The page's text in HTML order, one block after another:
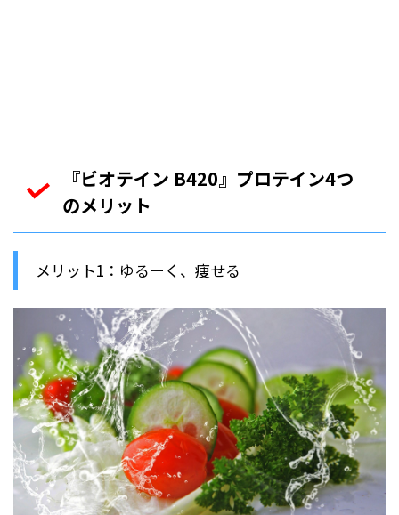
『ビオテイン B420』プロテイン4つ
のメリット
メリット1：ゆるーく、痩せる